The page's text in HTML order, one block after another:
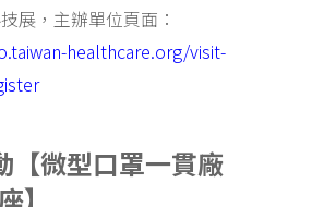
展，主辦單位頁面：
healthcare.org/visit-
【微型口罩一貫廠
】